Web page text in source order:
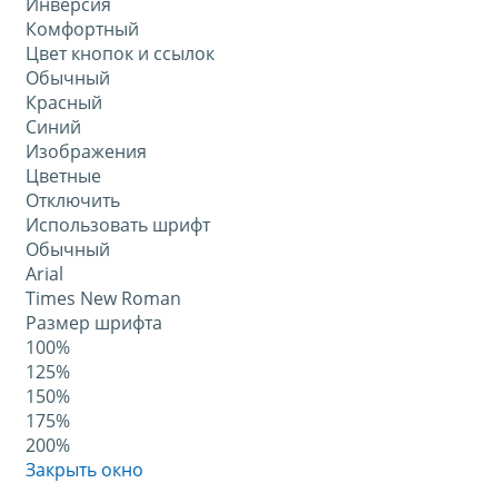
Комфортный
Цвет кнопок и ссылок
Обычный
Красный
Синий
Изображения
Цветные
Отключить
Использовать шрифт
Обычный
Arial
Times New Roman
Размер шрифта
100%
125%
150%
175%
200%
Закрыть окно